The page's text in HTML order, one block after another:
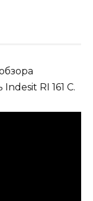
RI 161 C.